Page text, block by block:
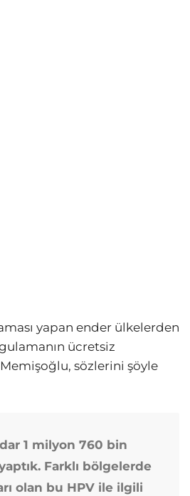
yapan ender ülkelerden
ücretsiz
Memişoğlu, sözlerini şöyle
1 milyon 760 bin
Farklı bölgelerde
olan bu HPV ile ilgili